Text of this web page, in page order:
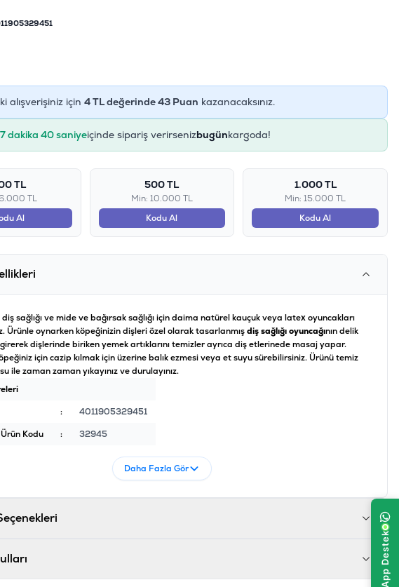
alışverişiniz için 4TL değerinde43Puan kazanacaksınız.
dakika 39 saniyeiçinde sipariş verirsenizbugünkargoda!
TL
TL
Al
500 TL
Min: 10.000 TL
Kodu Al
1.000 TL
Min: 15.000 TL
Kodu Al
sağlığı ve mide ve bağırsak sağlığı için daima natürel kauçuk veya latex oyuncakları
Ürünle oynarken köpeğinizin dişleri özel olarak tasarlanmışdiş sağlığı oyuncağının delik
girerek dişlerinde biriken yemek artıklarını temizler ayrıca diş etlerinede masaj yapar.
için cazip kılmak için üzerine balık ezmesi veya et suyu sürebilirsiniz. Ürünü temiz
ile zaman zaman yıkayınız ve durulayınız.
:
4011905329451
Kodu
: 32945
Daha Fazla Gör